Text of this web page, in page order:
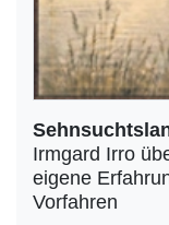
Irmgard Irro
eigene
Vorfahren